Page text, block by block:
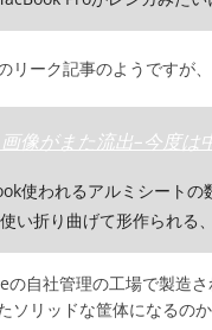
リーク記事のようですが、
像がまた流出–今度は
使われるアルミシート
い折り曲げて形作られる
自社管理の工場で製造
ソリッドな筐体になるのか